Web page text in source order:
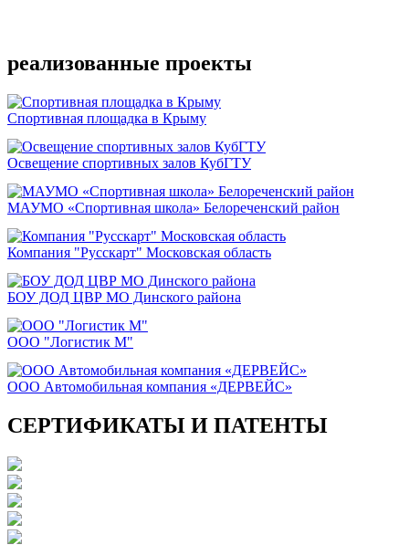
реализованные проекты
Спортивная площадка в Крыму
Освещение спортивных залов КубГТУ
МАУМО «Спортивная школа» Белореченский район
Компания "Русскарт" Московская область
БОУ ДОД ЦВР МО Динского района
ООО "Логистик М"
ООО Автомобильная компания «ДЕРВЕЙС»
СЕРТИФИКАТЫ И ПАТЕНТЫ